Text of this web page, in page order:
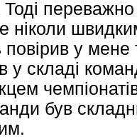
переважно
ніколи
у мене
у складі
був